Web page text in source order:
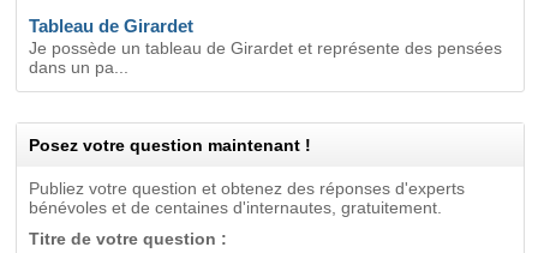
Tableau de Girardet
Je possède un tableau de Girardet et représente des pensées
dans un pa...
Posez votre question maintenant !
Publiez votre question et obtenez des réponses d'experts
bénévoles et de centaines d'internautes, gratuitement.
Titre de votre question :